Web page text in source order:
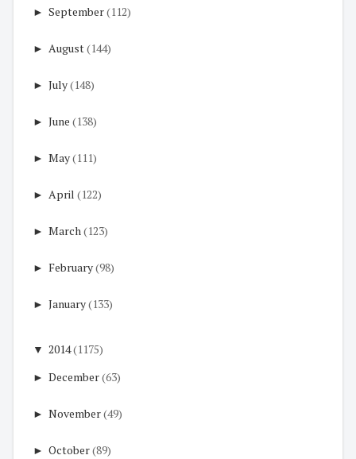
► September(112)
► August(144)
► July(148)
► June (138)
► May(111)
► April (122)
► March(123)
► February(98)
► January(133)
▼ 2014(1175)
► December(63)
► November(49)
► October(89)